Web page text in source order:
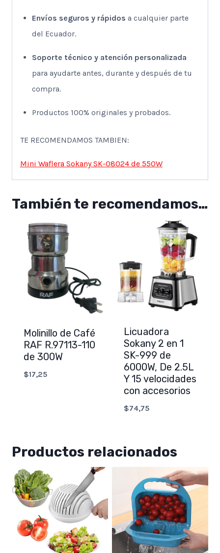
Envíos seguros y rápidos a cualquier parte
del Ecuador.
Soporte técnico y atención personalizada
para ayudarte antes, durante y después de tu
compra.
Productos 100% originales y probados.
TE RECOMENDAMOS TAMBIEN:
Mini Waflera Sokany SK-08024 de 550W
También te recomendamos…
Molinillo de Café
RAF R.97113-110
de 300W
$17,25
Licuadora
Sokany 2 en 1
SK-999 de
6000W, De 2.5L
Y 15 velocidades
con accesorios
$74,75
Productos relacionados